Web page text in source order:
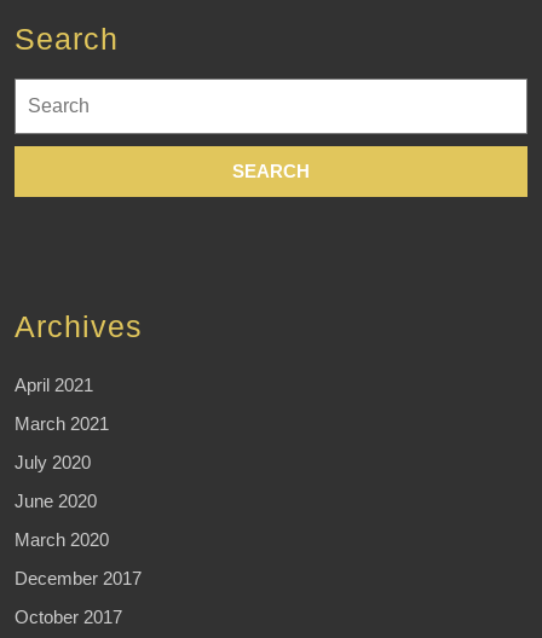
Search
for:
Archives
April 2021
March 2021
July 2020
June 2020
March 2020
December 2017
October 2017